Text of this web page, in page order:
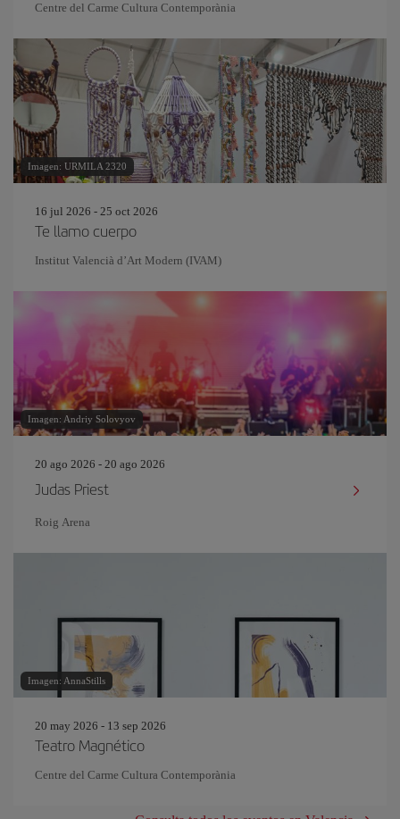
Centre del Carme Cultura Contemporània
Imagen: URMILA 2320
16 jul 2026 - 25 oct 2026
Te llamo cuerpo
Institut Valencià d’Art Modern (IVAM)
Imagen: Andriy Solovyov
20 ago 2026 - 20 ago 2026
Judas Priest
Roig Arena
Imagen: AnnaStills
20 may 2026 - 13 sep 2026
Teatro Magnético
Centre del Carme Cultura Contemporània